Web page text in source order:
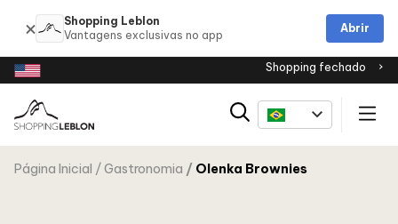
Shopping fechado
Página Inicial Gastronomia Olenka Brownies
Shopping Leblon
Abrir